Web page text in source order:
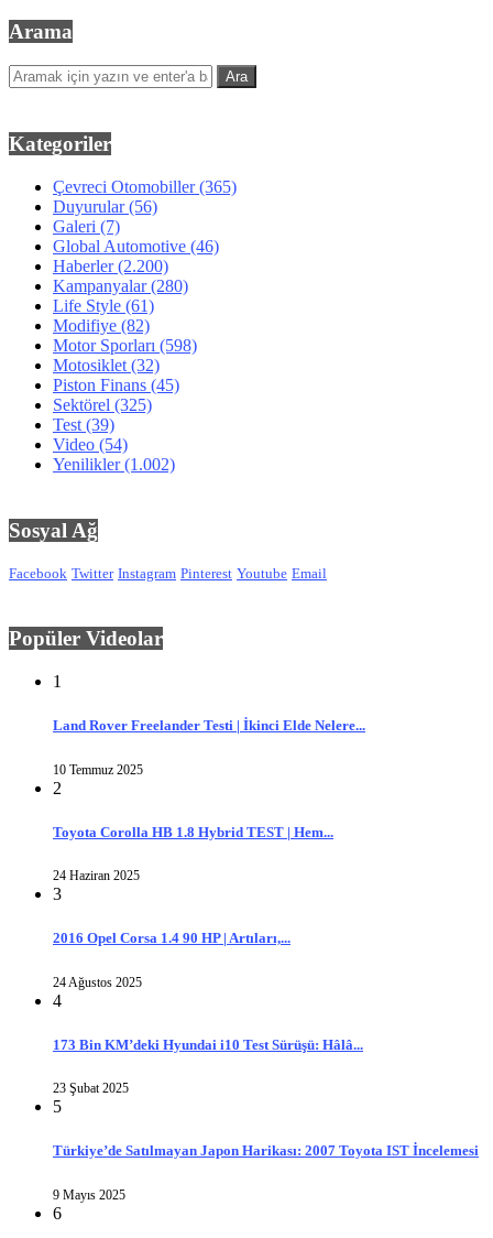
Arama
Kategoriler
Çevreci Otomobiller(365)
Duyurular(56)
Galeri (7)
Global Automotive (46)
Haberler(2.200)
Kampanyalar(280)
Life Style (61)
Modifiye (82)
Motor Sporları (598)
Motosiklet (32)
Piston Finans (45)
Sektörel (325)
Test (39)
Video (54)
Yenilikler(1.002)
Sosyal Ağ
Facebook Twitter Instagram Pinterest Youtube Email
Popüler Videolar
1
Land Rover Freelander Testi | İkinci Elde Nelere...
10 Temmuz 2025
2
Toyota Corolla HB 1.8 Hybrid TEST | Hem...
24 Haziran 2025
3
2016 Opel Corsa 1.4 90 HP | Artıları,...
24 Ağustos 2025
4
173 Bin KM’deki Hyundai i10 Test Sürüşü: Hâlâ...
23 Şubat 2025
5
Türkiye’de Satılmayan Japon Harikası: 2007 Toyota IST İncelemesi
9 Mayıs 2025
6